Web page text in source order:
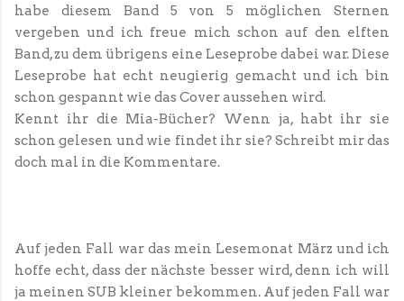
habe diesem Band 5 von 5 möglichen Sternen
vergeben und ich freue mich schon auf den elften
Band, zu dem übrigens eine Leseprobe dabei war. Diese
Leseprobe hat echt neugierig gemacht und ich bin
schon gespannt wie das Cover aussehen wird.
Kennt ihr die Mia-Bücher? Wenn ja, habt ihr sie
schon gelesen und wie findet ihr sie? Schreibt mir das
doch mal in die Kommentare.
Auf jeden Fall war das mein Lesemonat März und ich
hoffe echt, dass der nächste besser wird, denn ich will
ja meinen SUB kleiner bekommen. Auf jeden Fall war